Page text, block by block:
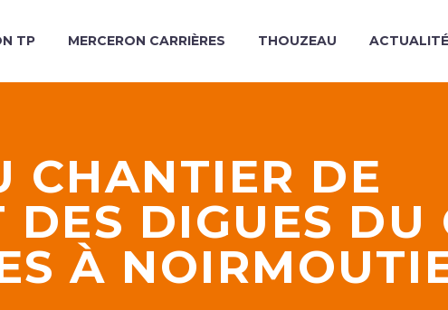
TP MERCERON CARRIÈRES THOUZEAU
CHANTIER DE
DIGUES DU
À